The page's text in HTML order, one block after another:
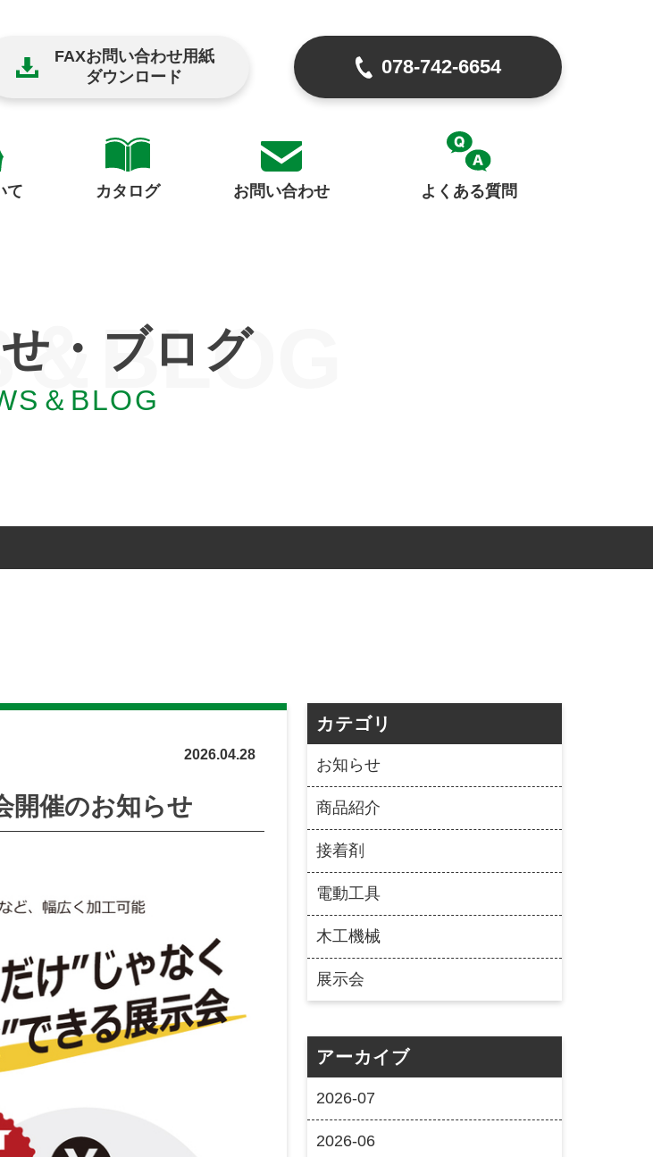
FAXお問い合わせ用紙
ダウンロード 078-742-6654
て カタログ お問い合わせ よくある質問
・ブログ
＆BLOG
＆BLOG
2026.04.28
開催のお知らせ
カテゴリ
お知らせ
商品紹介
接着剤
電動工具
木工機械
展示会
アーカイブ
2026-07
2026-06